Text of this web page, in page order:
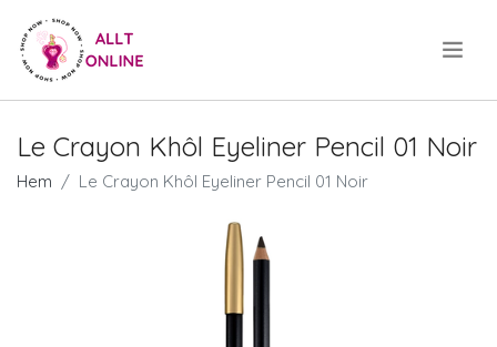
Le Crayon Khôl Eyeliner Pencil 01 Noir
Hem Le Crayon Khôl Eyeliner Pencil 01 Noir